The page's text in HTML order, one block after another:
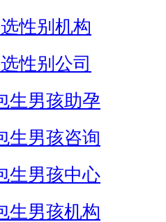
性别机构
性别公司
生男孩助孕
生男孩咨询
生男孩中心
生男孩机构